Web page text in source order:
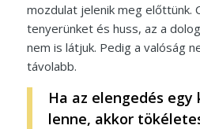
mozdulat jelenik meg előttünk.
tenyerünket és huss, az a
nem is látjuk. Pedig a valóság
távolabb.
Ha az elengedés egy
lenne, akkor